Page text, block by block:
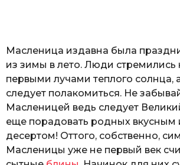
Масленица издавна была
из зимы в лето. Люди стремились
первыми лучами теплого солнца,
следует полакомиться. Не
Масленицей ведь следует
еще порадовать родных вкусным
десертом! Оттого, собственно,
Масленицы уже не первый век